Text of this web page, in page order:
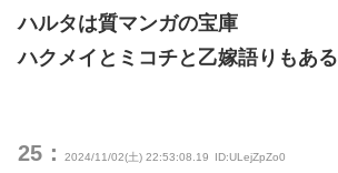
ハルタは質マンガの宝庫
ハクメイとミコチと乙嫁語りもある
25： 2024/11/02(土) 22:53:08.19 ID:ULejZpZo0